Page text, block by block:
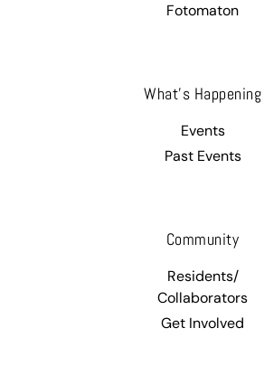
Fotomaton
What’s Happening
Events
Past Events
Community
Residents/
Collaborators
Get Involved